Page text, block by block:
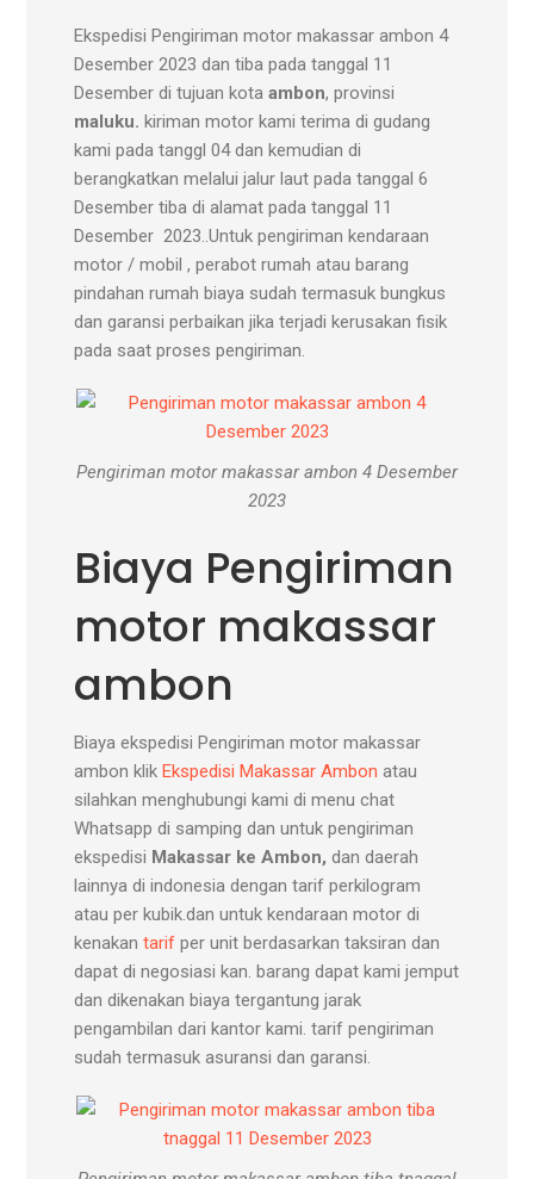
Ekspedisi Pengiriman motor makassar ambon 4
Desember 2023 dan tiba pada tanggal 11
Desember di tujuan kotaambon, provinsi
maluku.kiriman motor kami terima di gudang
kami pada tanggl 04 dan kemudian di
berangkatkan melalui jalur laut pada tanggal 6
Desember tiba di alamat pada tanggal 11
Desember 2023..Untuk pengiriman kendaraan
motor / mobil , perabot rumah atau barang
pindahan rumah biaya sudah termasuk bungkus
dan garansi perbaikan jika terjadi kerusakan fisik
pada saat proses pengiriman.
Pengiriman motor makassar ambon 4 Desember
2023
Biaya Pengiriman
motor makassar
ambon
Biaya ekspedisi Pengiriman motor makassar
ambon klikEkspedisi Makassar Ambon atau
silahkan menghubungi kami di menu chat
Whatsapp di samping dan untuk pengiriman
ekspedisi Makassar ke Ambon,dan daerah
lainnya di indonesia dengan tarif perkilogram
atau per kubik.dan untuk kendaraan motor di
kenakantarif per unit berdasarkan taksiran dan
dapat di negosiasi kan. barang dapat kami jemput
dan dikenakan biaya tergantung jarak
pengambilan dari kantor kami. tarif pengiriman
sudah termasuk asuransi dan garansi.